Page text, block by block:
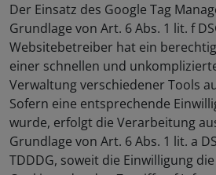
Der Einsatz des Google Tag
Grundlage von Art. 6 Abs. 1 lit. f
Websitebetreiber hat ein
einer schnellen und
Verwaltung verschiedener Tools
Sofern eine entsprechende
wurde, erfolgt die Verarbeitung
Grundlage von Art. 6 Abs. 1 lit. a
TDDDG, soweit die Einwilligung